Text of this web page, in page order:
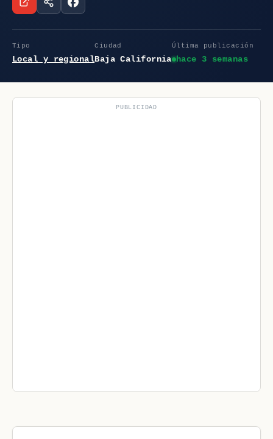
Tipo
Local y regional
Ciudad
Baja California
Última publicación
hace 3 semanas
PUBLICIDAD